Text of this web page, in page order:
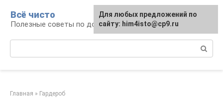
контенту
Всё чисто
Полезные советы по домоводству
Главная » Гардероб
Для любых предложений по
сайту: him4isto@cp9.ru